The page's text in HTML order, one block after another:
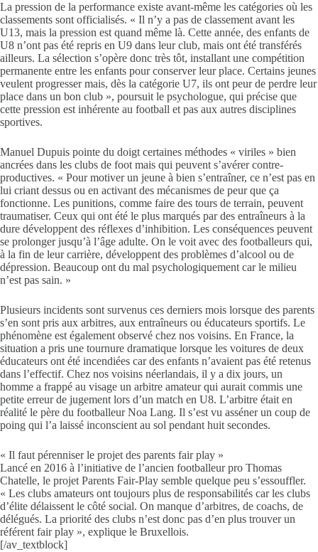
La pression de la performance existe avant-même les catégories où les
classements sont officialisés. « Il n’y a pas de classement avant les
U13, mais la pression est quand même là. Cette année, des enfants de
U8 n’ont pas été repris en U9 dans leur club, mais ont été transférés
ailleurs. La sélection s’opère donc très tôt, installant une compétition
permanente entre les enfants pour conserver leur place. Certains jeunes
veulent progresser mais, dès la catégorie U7, ils ont peur de perdre leur
place dans un bon club », poursuit le psychologue, qui précise que
cette pression est inhérente au football et pas aux autres disciplines
sportives.
Manuel Dupuis pointe du doigt certaines méthodes « viriles » bien
ancrées dans les clubs de foot mais qui peuvent s’avérer contre-
productives. « Pour motiver un jeune à bien s’entraîner, ce n’est pas en
lui criant dessus ou en activant des mécanismes de peur que ça
fonctionne. Les punitions, comme faire des tours de terrain, peuvent
traumatiser. Ceux qui ont été le plus marqués par des entraîneurs à la
dure développent des réflexes d’inhibition. Les conséquences peuvent
se prolonger jusqu’à l’âge adulte. On le voit avec des footballeurs qui,
à la fin de leur carrière, développent des problèmes d’alcool ou de
dépression. Beaucoup ont du mal psychologiquement car le milieu
n’est pas sain. »
Plusieurs incidents sont survenus ces derniers mois lorsque des parents
s’en sont pris aux arbitres, aux entraîneurs ou éducateurs sportifs. Le
phénomène est également observé chez nos voisins. En France, la
situation a pris une tournure dramatique lorsque les voitures de deux
éducateurs ont été incendiées car des enfants n’avaient pas été retenus
dans l’effectif. Chez nos voisins néerlandais, il y a dix jours, un
homme a frappé au visage un arbitre amateur qui aurait commis une
petite erreur de jugement lors d’un match en U8. L’arbitre était en
réalité le père du footballeur Noa Lang. Il s’est vu asséner un coup de
poing qui l’a laissé inconscient au sol pendant huit secondes.
« Il faut pérenniser le projet des parents fair play »
Lancé en 2016 à l’initiative de l’ancien footballeur pro Thomas
Chatelle, le projet Parents Fair-Play semble quelque peu s’essouffler.
« Les clubs amateurs ont toujours plus de responsabilités car les clubs
d’élite délaissent le côté social. On manque d’arbitres, de coachs, de
délégués. La priorité des clubs n’est donc pas d’en plus trouver un
référent fair play », explique le Bruxellois.
[/av_textblock]